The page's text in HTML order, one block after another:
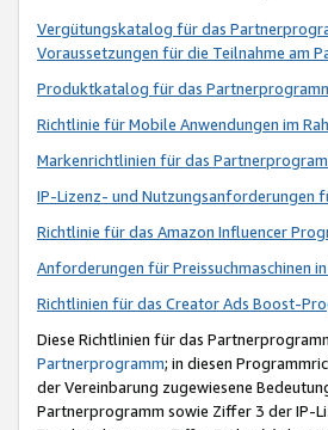
Vergütungskatalog für das
Voraussetzungen für die Teilnahme am
Produktkatalog für das
Richtlinie für Mobile Anwendungen im
Markenrichtlinien für das
IP-Lizenz- und Nutzungsanforderungen
Richtlinie für das Amazon Influencer
Anforderungen für Preissuchmaschinen
Richtlinien für das Creator Ads Boost-
Diese Richtlinien für das
Partnerprogramm; in diesen
der Vereinbarung zugewiesene
Partnerprogramm sowie Ziffer 3 der IP-